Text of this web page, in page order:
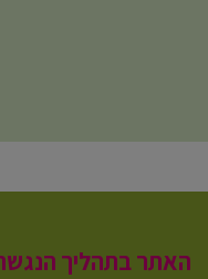
האתר בתהליך